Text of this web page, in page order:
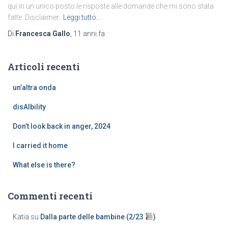
qui in un unico posto le risposte alle domande che mi sono stata
fatte. Disclaimer:
Leggi tutto…
Di Francesca Gallo 11 anni fa
Articoli recenti
un’altra onda
disAIbility
Don’t look back in anger, 2024
I carried it home
What else is there?
Commenti recenti
Katia su Dalla parte delle bambine (2/23 )